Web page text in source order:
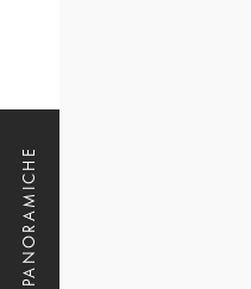
PANORAMICHE